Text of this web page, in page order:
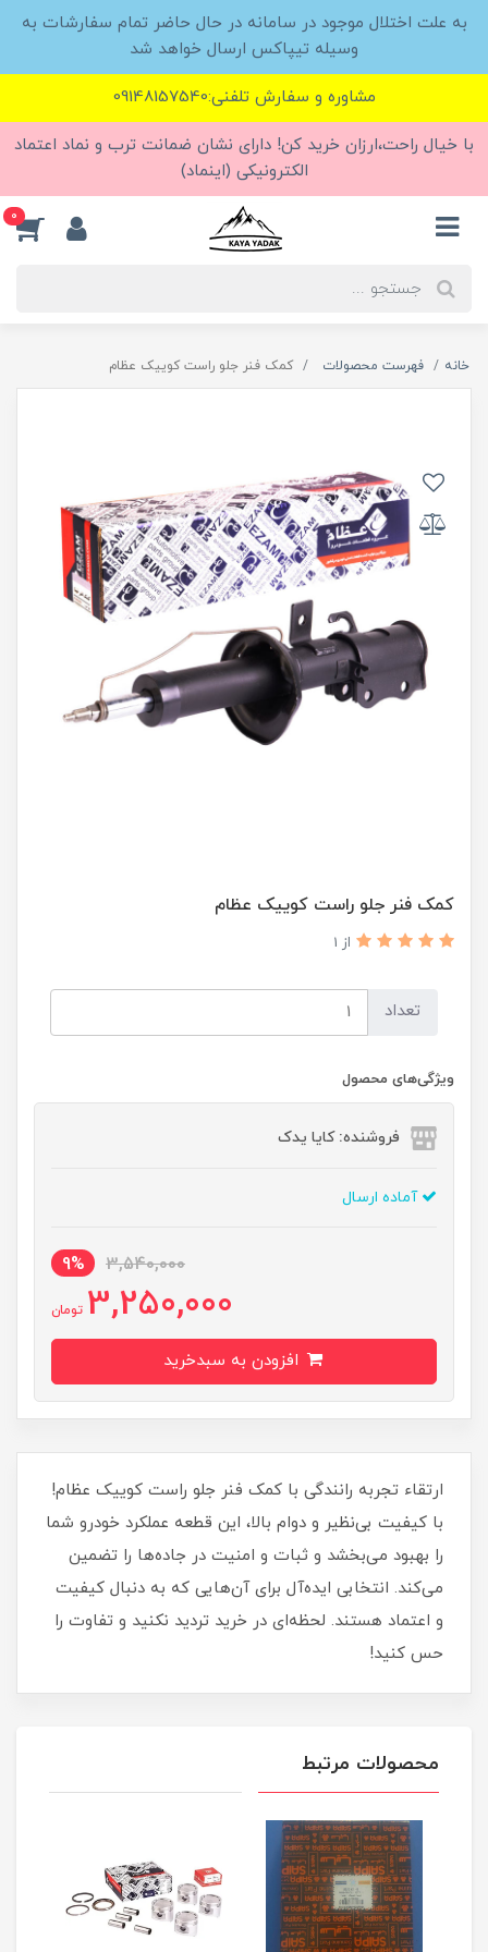
به علت اختلال موجود در سامانه در حال حاضر تمام سفارشات به
وسیله تیپاکس ارسال خواهد شد
مشاوره و سفارش تلفنی:09148157540
با خیال راحت،ارزان خرید کن! دارای نشان ضمانت ترب و نماد اعتماد
الکترونیکی (اینماد)
0
خانه فهرست محصولات کمک فنر جلو راست کوییک عظام
کمک فنر جلو راست کوییک عظام
از 1
تعداد
ویژگی‌های محصول
فروشنده: کایا یدک
آماده ارسال
3,540,000
9%
3,250,000 تومان
ارتقاء تجربه رانندگی با کمک فنر جلو راست کوییک عظام!
با کیفیت بی‌نظیر و دوام بالا، این قطعه عملکرد خودرو شما
را بهبود می‌بخشد و ثبات و امنیت در جاده‌ها را تضمین
می‌کند. انتخابی ایده‌آل برای آن‌هایی که به دنبال کیفیت
و اعتماد هستند. لحظه‌ای در خرید تردید نکنید و تفاوت را
حس کنید!
محصولات مرتبط